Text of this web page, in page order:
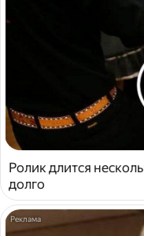
Ролик длится
долго